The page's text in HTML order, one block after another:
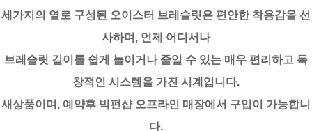
세가지의 열로 구성된 오이스터 브레슬릿은 편안한 착용감을 선
사하며, 언제 어디서나
브레슬릿 길이를 쉽게 늘이거나 줄일 수 있는 매우 편리하고 독
창적인 시스템을 가진 시계입니다.
새상품이며, 예약후 빅펀샵 오프라인 매장에서 구입이 가능합니
다.